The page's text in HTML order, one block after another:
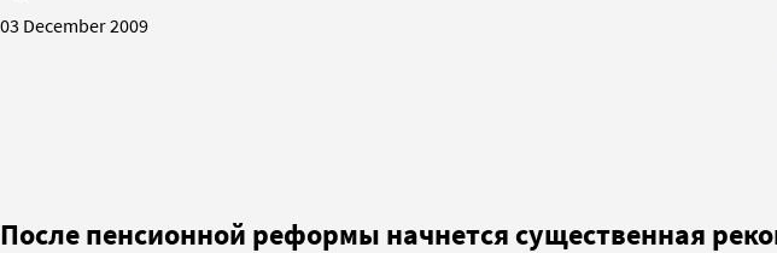
03 December 2009
После пенсионной реформы начнется существенная